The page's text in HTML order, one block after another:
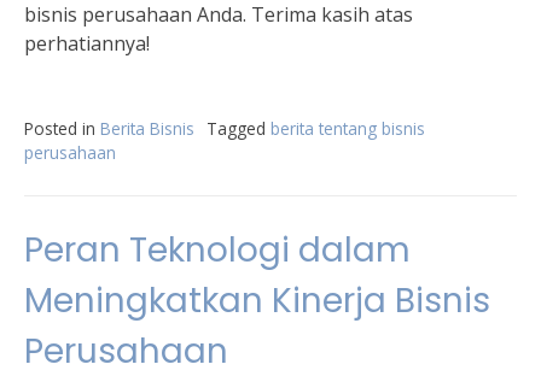
bisnis perusahaan Anda. Terima kasih atas
perhatiannya!
Posted in Berita Bisnis Tagged berita tentang bisnis
perusahaan
Peran Teknologi dalam
Meningkatkan Kinerja Bisnis
Perusahaan